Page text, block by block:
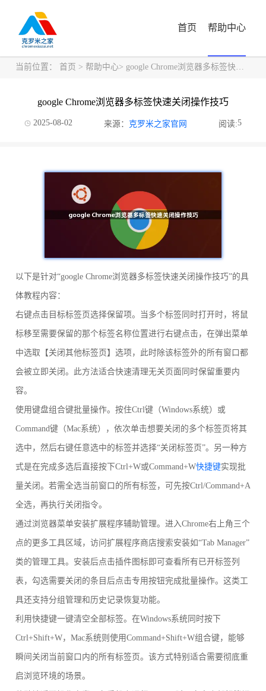
首页 帮助中心
当前位置： 首页 > 帮助中心> google Chrome浏览器多标签快速关闭操作技巧
google Chrome浏览器多标签快速关闭操作技巧
2025-08-02 来源： 克罗米之家官网 阅读:5
以下是针对“google Chrome浏览器多标签快速关闭操作技巧”的具
体教程内容：
右键点击目标标签页选择保留项。当多个标签同时打开时，将鼠
标移至需要保留的那个标签名称位置进行右键点击，在弹出菜单
中选取【关闭其他标签页】选项，此时除该标签外的所有窗口都
会被立即关闭。此方法适合快速清理无关页面同时保留重要内
容。
使用键盘组合键批量操作。按住Ctrl键（Windows系统）或
Command键（Mac系统），依次单击想要关闭的多个标签页将其
选中，然后右键任意选中的标签并选择“关闭标签页”。另一种方
式是在完成多选后直接按下Ctrl+W或Command+W快捷键实现批
量关闭。若需全选当前窗口的所有标签，可先按Ctrl/Command+A
全选，再执行关闭指令。
通过浏览器菜单安装扩展程序辅助管理。进入Chrome右上角三个
点的更多工具区域，访问扩展程序商店搜索安装如“Tab Manager”
类的管理工具。安装后点击插件图标即可查看所有已开标签列
表，勾选需要关闭的条目后点击专用按钮完成批量操作。这类工
具还支持分组管理和历史记录恢复功能。
利用快捷键一键清空全部标签。在Windows系统同时按下
Ctrl+Shift+W，Mac系统则使用Command+Shift+W组合键，能够
瞬间关闭当前窗口内的所有标签页。该方式特别适合需要彻底重
启浏览环境的场景。